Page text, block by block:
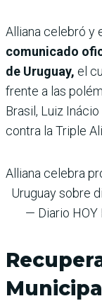
Alliana celebró y
comunicado
de Uruguay, el
frente a las
Brasil, Luiz
contra la Triple
Alliana celebra
Uruguay sobre
— Diario HOY